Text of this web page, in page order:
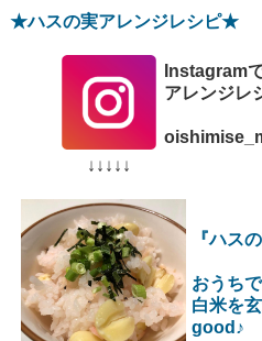
★ハスの実アレンジレシピ★
Instagram
アレンジレ
↓↓↓↓↓
『ハス
おうち
白米を
good♪